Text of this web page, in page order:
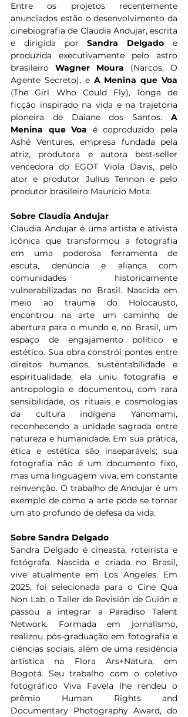
Entre os projetos recentemente
anunciados estão o desenvolvimento da
cinebiografia de Claudia Andujar, escrita
e dirigida por Sandra Delgado e
produzida executivamente pelo astro
brasileiro Wagner Moura (Narcos, O
Agente Secreto), e A Menina que Voa
(The Girl Who Could Fly), longa de
ficção inspirado na vida e na trajetória
pioneira de Daiane dos Santos. A
Menina que Voa é coproduzido pela
Ashé Ventures, empresa fundada pela
atriz, produtora e autora best-seller
vencedora do EGOT Viola Davis, pelo
ator e produtor Julius Tennon e pelo
produtor brasileiro Maurício Mota.
Sobre Claudia Andujar
Claudia Andujar é uma artista e ativista
icônica que transformou a fotografia
em uma poderosa ferramenta de
escuta, denúncia e aliança com
comunidades historicamente
vulnerabilizadas no Brasil. Nascida em
meio ao trauma do Holocausto,
encontrou na arte um caminho de
abertura para o mundo e, no Brasil, um
espaço de engajamento político e
estético. Sua obra constrói pontes entre
direitos humanos, sustentabilidade e
espiritualidade; ela uniu fotografia e
antropologia e documentou, com rara
sensibilidade, os rituais e cosmologias
da cultura indígena Yanomami,
reconhecendo a unidade sagrada entre
natureza e humanidade. Em sua prática,
ética e estética são inseparáveis; sua
fotografia não é um documento fixo,
mas uma linguagem viva, em constante
reinvenção. O trabalho de Andujar é um
exemplo de como a arte pode se tornar
um ato profundo de defesa da vida.
Sobre Sandra Delgado
Sandra Delgado é cineasta, roteirista e
fotógrafa. Nascida e criada no Brasil,
vive atualmente em Los Angeles. Em
2025, foi selecionada para o Cine Qua
Non Lab, o Taller de Revisión de Guión e
passou a integrar a Paradiso Talent
Network. Formada em jornalismo,
realizou pós-graduação em fotografia e
ciências sociais, além de uma residência
artística na Flora Ars+Natura, em
Bogotá. Seu trabalho com o coletivo
fotográfico Viva Favela lhe rendeu o
prêmio Human Rights and
Documentary Photography Award, do